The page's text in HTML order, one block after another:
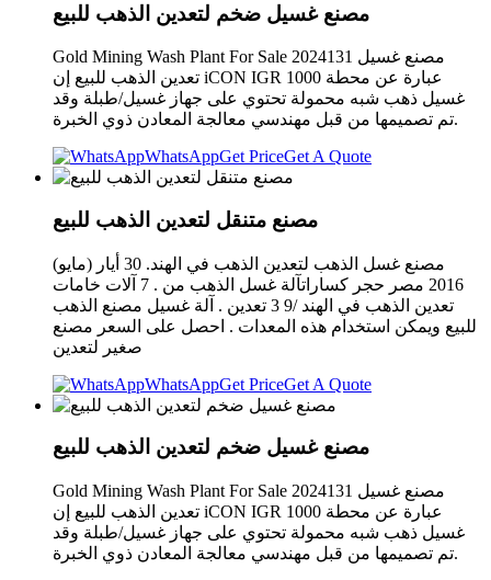
مصنع غسيل ضخم لتعدين الذهب للبيع
Gold Mining Wash Plant For Sale 2024131 مصنع غسيل
تعدين الذهب للبيع إن iCON IGR 1000 عبارة عن محطة
غسيل ذهب شبه محمولة تحتوي على جهاز غسيل/طبلة وقد
تم تصميمها من قبل مهندسي معالجة المعادن ذوي الخبرة.
WhatsAppGet PriceGet A Quote
مصنع متنقل لتعدين الذهب للبيع
مصنع غسل الذهب لتعدين الذهب في الهند. 30 أيار (مايو)
2016 مصر حجر كساراتآلة غسل الذهب من . 7 آلات خامات
تعدين الذهب في الهند /9 3 تعدين . آلة غسيل مصنع الذهب
للبيع ويمكن استخدام هذه المعدات . احصل على السعر مصنع
صغير لتعدين
WhatsAppGet PriceGet A Quote
مصنع غسيل ضخم لتعدين الذهب للبيع
Gold Mining Wash Plant For Sale 2024131 مصنع غسيل
تعدين الذهب للبيع إن iCON IGR 1000 عبارة عن محطة
غسيل ذهب شبه محمولة تحتوي على جهاز غسيل/طبلة وقد
تم تصميمها من قبل مهندسي معالجة المعادن ذوي الخبرة.